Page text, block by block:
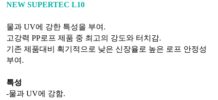
NEW SUPERTEC L10
물과 UV에 강한 특성을 부여.
고강력 PP로프 제품 중 최고의 강도와 터치감.
기존 제품대비 획기적으로 낮은 신장율로 높은 로프 안정성
부여.
특성
-물과 UV에 강함.